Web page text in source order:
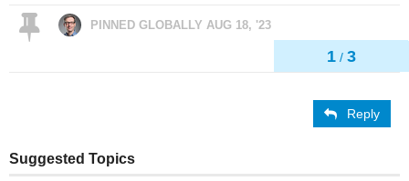
1 / 3
PINNED GLOBALLYAUG 18, '23
Reply
Suggested Topics